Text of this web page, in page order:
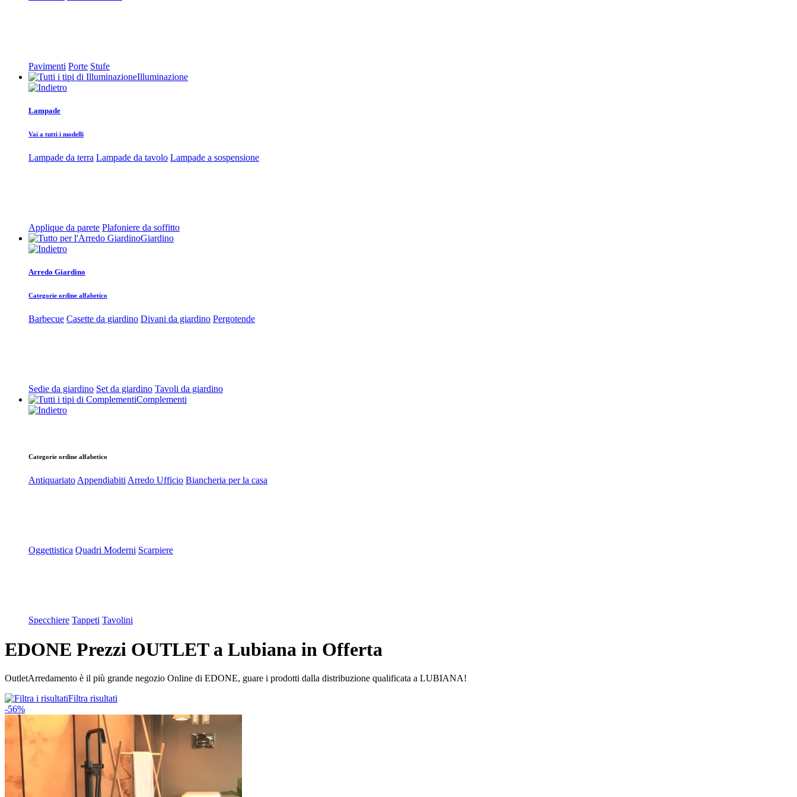
Pavimenti Porte Stufe
Illuminazione
Lampade
Vai a tutti i modelli
Lampade da terra Lampade da tavolo Lampade a sospensione
Applique da parete Plafoniere da soffitto
Giardino
Arredo Giardino
Categorie ordine alfabetico
Barbecue Casette da giardino Divani da giardino Pergotende
Sedie da giardino Set da giardino Tavoli da giardino
Complementi
Categorie ordine alfabetico
Antiquariato Appendiabiti Arredo Ufficio Biancheria per la casa
Oggettistica Quadri Moderni Scarpiere
Specchiere Tappeti Tavolini
EDONE Prezzi OUTLET a Lubiana in Offerta
OutletArredamento è il più grande negozio Online di EDONE, guare i prodotti dalla distribuzione qualificata a LUBIANA!
Filtra risultati
-56%